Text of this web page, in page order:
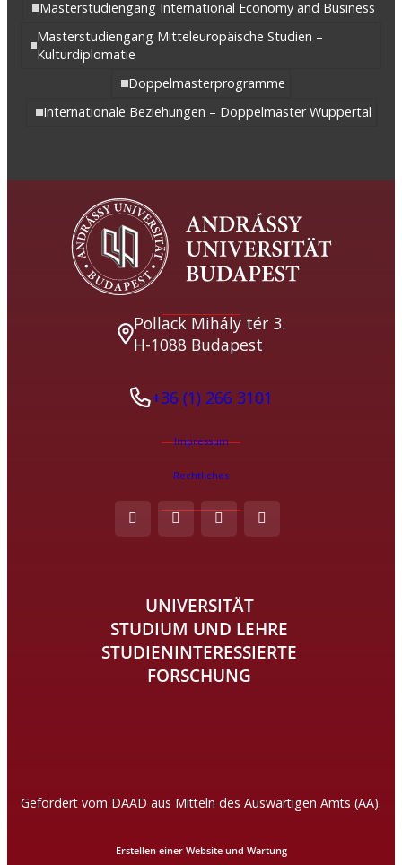
Masterstudiengang International Economy and Business
Masterstudiengang Mitteleuropäische Studien –
Kulturdiplomatie
Doppelmasterprogramme
Internationale Beziehungen – Doppelmaster Wuppertal
Pollack Mihály tér 3.
H-1088 Budapest
+36 (1) 266 3101
Impressum
Rechtliches
UNIVERSITÄT
STUDIUM UND LEHRE
STUDIENINTERESSIERTE
FORSCHUNG
Gefördert vom DAAD aus Mitteln des Auswärtigen Amts (AA).
Erstellen einer Website und Wartung